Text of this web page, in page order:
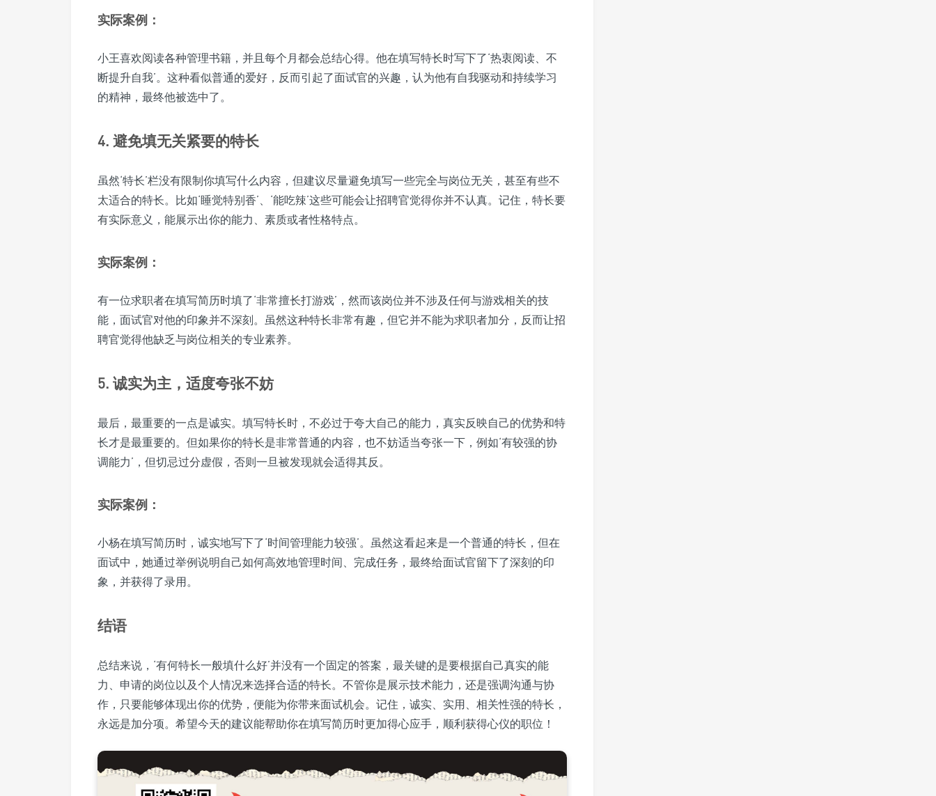
实际案例：
小王喜欢阅读各种管理书籍，并且每个月都会总结心得。他在填写特长时写下了‘热衷阅读、不
断提升自我’。这种看似普通的爱好，反而引起了面试官的兴趣，认为他有自我驱动和持续学习
的精神，最终他被选中了。
4. 避免填无关紧要的特长
虽然‘特长’栏没有限制你填写什么内容，但建议尽量避免填写一些完全与岗位无关，甚至有些不
太适合的特长。比如‘睡觉特别香’、‘能吃辣’这些可能会让招聘官觉得你并不认真。记住，特长要
有实际意义，能展示出你的能力、素质或者性格特点。
实际案例：
有一位求职者在填写简历时填了‘非常擅长打游戏’，然而该岗位并不涉及任何与游戏相关的技
能，面试官对他的印象并不深刻。虽然这种特长非常有趣，但它并不能为求职者加分，反而让招
聘官觉得他缺乏与岗位相关的专业素养。
5. 诚实为主，适度夸张不妨
最后，最重要的一点是诚实。填写特长时，不必过于夸大自己的能力，真实反映自己的优势和特
长才是最重要的。但如果你的特长是非常普通的内容，也不妨适当夸张一下，例如‘有较强的协
调能力’，但切忌过分虚假，否则一旦被发现就会适得其反。
实际案例：
小杨在填写简历时，诚实地写下了‘时间管理能力较强’。虽然这看起来是一个普通的特长，但在
面试中，她通过举例说明自己如何高效地管理时间、完成任务，最终给面试官留下了深刻的印
象，并获得了录用。
结语
总结来说，‘有何特长一般填什么好’并没有一个固定的答案，最关键的是要根据自己真实的能
力、申请的岗位以及个人情况来选择合适的特长。不管你是展示技术能力，还是强调沟通与协
作，只要能够体现出你的优势，便能为你带来面试机会。记住，诚实、实用、相关性强的特长，
永远是加分项。希望今天的建议能帮助你在填写简历时更加得心应手，顺利获得心仪的职位！